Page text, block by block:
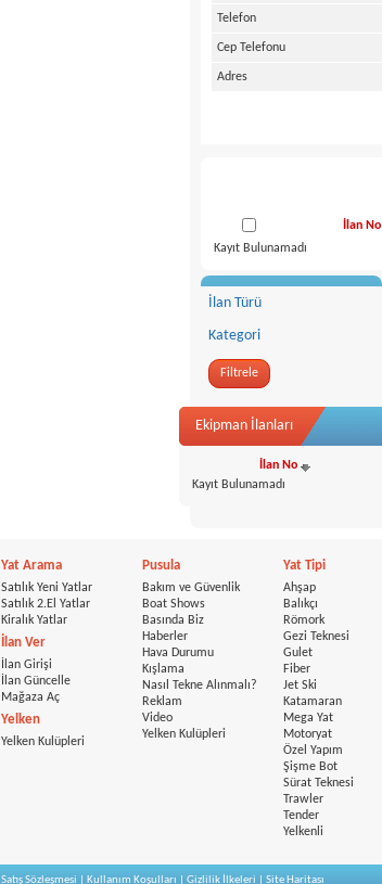
Telefon
Cep Telefonu
Adres
İlan No
Kayıt Bulunamadı
İlan Türü
Kategori
Filtrele
Ekipman İlanları
İlan No
Kayıt Bulunamadı
Yat Arama
Satılık Yeni Yatlar
Satılık 2.El Yatlar
Kiralık Yatlar
İlan Ver
İlan Girişi
İlan Güncelle
Mağaza Aç
Yelken
Yelken Kulüpleri
Pusula
Bakım ve Güvenlik
Boat Shows
Basında Biz
Haberler
Hava Durumu
Kışlama
Nasıl Tekne Alınmalı?
Reklam
Video
Yelken Kulüpleri
Yat Tipi
Ahşap
Balıkçı
Römork
Gezi Teknesi
Gulet
Fiber
Jet Ski
Katamaran
Mega Yat
Motoryat
Özel Yapım
Şişme Bot
Sürat Teknesi
Trawler
Tender
Yelkenli
Satış Sözleşmesi Kullanım Koşulları Gizlilik İlkeleri Site Haritası